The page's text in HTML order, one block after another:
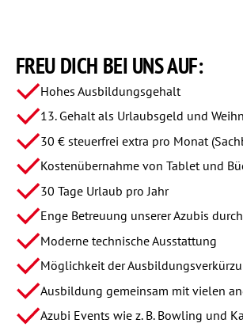
FREU DICH BEI UNS AUF:
Hohes Ausbildungsgehalt
13. Gehalt als Urlaubsgeld und
30 € steuerfrei extra pro Monat
Kostenübernahme von Tablet und
30 Tage Urlaub pro Jahr
Enge Betreuung unserer Azubis
Moderne technische Ausstattung
Möglichkeit der
Ausbildung gemeinsam mit vielen
Azubi Events wie z. B. Bowling und